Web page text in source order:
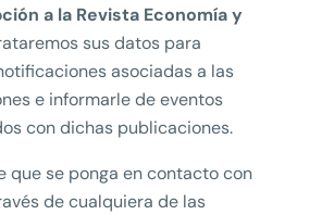
a la Revista Economía y
sus datos para
asociadas a las
e informarle de eventos
con dichas publicaciones.
que se ponga en contacto con
de cualquiera de las